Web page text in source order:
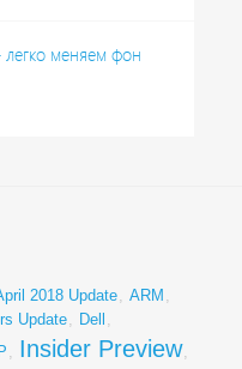
меняем фон
2018 Update, ARM ,
Update, Dell ,
, Insider Preview,